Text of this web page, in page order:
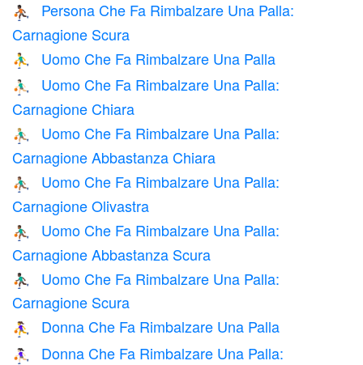
⛹🏿
Persona Che Fa Rimbalzare Una Palla:
Carnagione Scura
⛹️‍♂️ Uomo Che Fa Rimbalzare Una Palla
⛹🏻‍♂️
Uomo Che Fa Rimbalzare Una Palla:
Carnagione Chiara
⛹🏼‍♂️
Uomo Che Fa Rimbalzare Una Palla:
Carnagione Abbastanza Chiara
⛹🏽‍♂️
Uomo Che Fa Rimbalzare Una Palla:
Carnagione Olivastra
⛹🏾‍♂️
Uomo Che Fa Rimbalzare Una Palla:
Carnagione Abbastanza Scura
⛹🏿‍♂️
Uomo Che Fa Rimbalzare Una Palla:
Carnagione Scura
⛹️‍♀️ Donna Che Fa Rimbalzare Una Palla
⛹🏻‍♀️
Donna Che Fa Rimbalzare Una Palla: